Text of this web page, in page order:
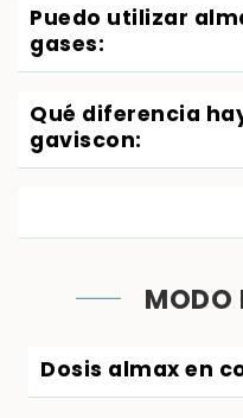
Puedo utilizar
gases:
Qué diferencia
gaviscon:
MODO
Dosis almax en